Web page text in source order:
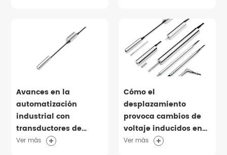
Avances en la
automatización
industrial con
transductores de
desplazamiento en
Ver más
Cómo el
desplazamiento
provoca cambios de
voltaje inducidos en
los LVDT para la
Ver más